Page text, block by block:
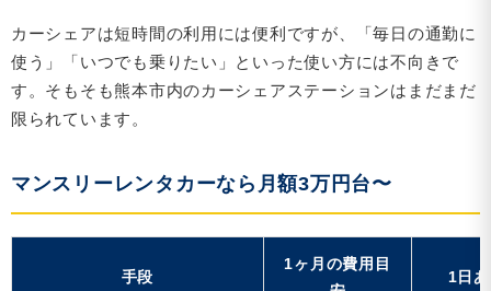
カーシェアは短時間の利用には便利ですが、「毎日の通勤に
使う」「いつでも乗りたい」といった使い方には不向きで
す。そもそも熊本市内のカーシェアステーションはまだまだ
限られています。
マンスリーレンタカーなら月額3万円台〜
手段
1ヶ月の費用目
1日